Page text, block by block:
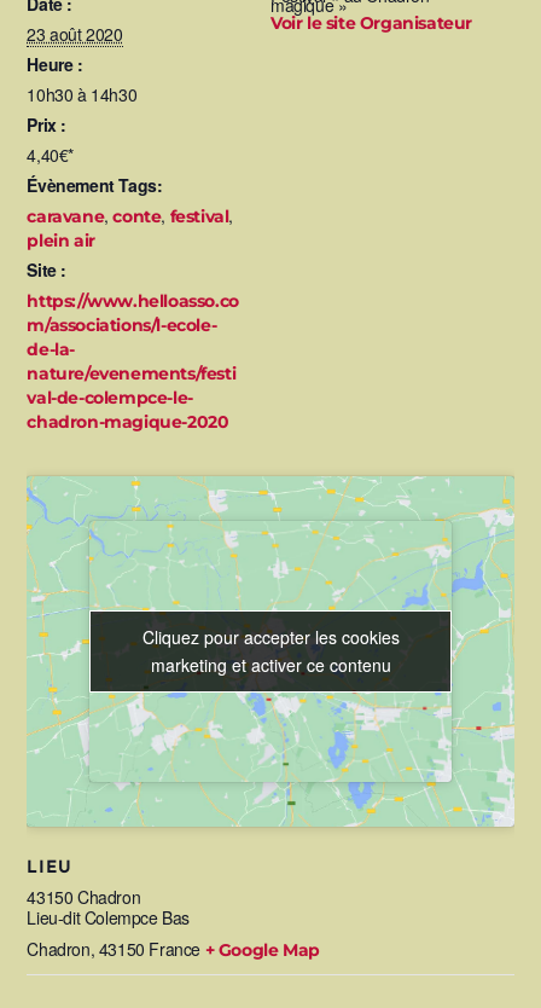
23 août 2020
Heure :
10h30 à 14h30
Prix :
4,40€*
Évènement Tags:
caravane,conte, festival,
plein air
Site :
https://www.helloasso.co
m/associations/l-ecole-
de-la-
nature/evenements/festi
val-de-colempce-le-
chadron-magique-2020
magique »
Voir le site Organisateur
LIEU
43150 Chadron
Lieu-dit Colempce Bas
Chadron, 43150 France + Google Map
Cliquez pour accepter les cookies
marketing et activer ce contenu
Cliquez pour accepter les cookies
marketing et activer ce contenu